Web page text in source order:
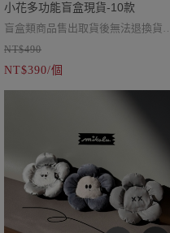
小花多功能盲盒現貨-10款
盲盒類商品售出取貨後無法退換貨
✦ 內含：小花1朵、特典1張、鑰匙圈
1個
✦ 特典小卡尺寸可放在一般卡冊內
NT$490
NT$390/個